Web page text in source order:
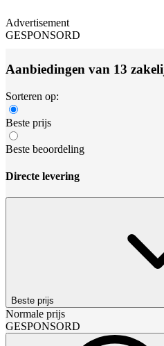
Advertisement
GESPONSORD
Aanbiedingen van 13
Sorteren op:
Beste prijs
Beste beoordeling
Directe levering
Beste prijs
Normale prijs
GESPONSORD